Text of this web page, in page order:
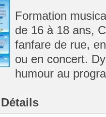
Formation
de 16 à 18 ans,
fanfare de rue,
ou en concert.
humour au
Détails